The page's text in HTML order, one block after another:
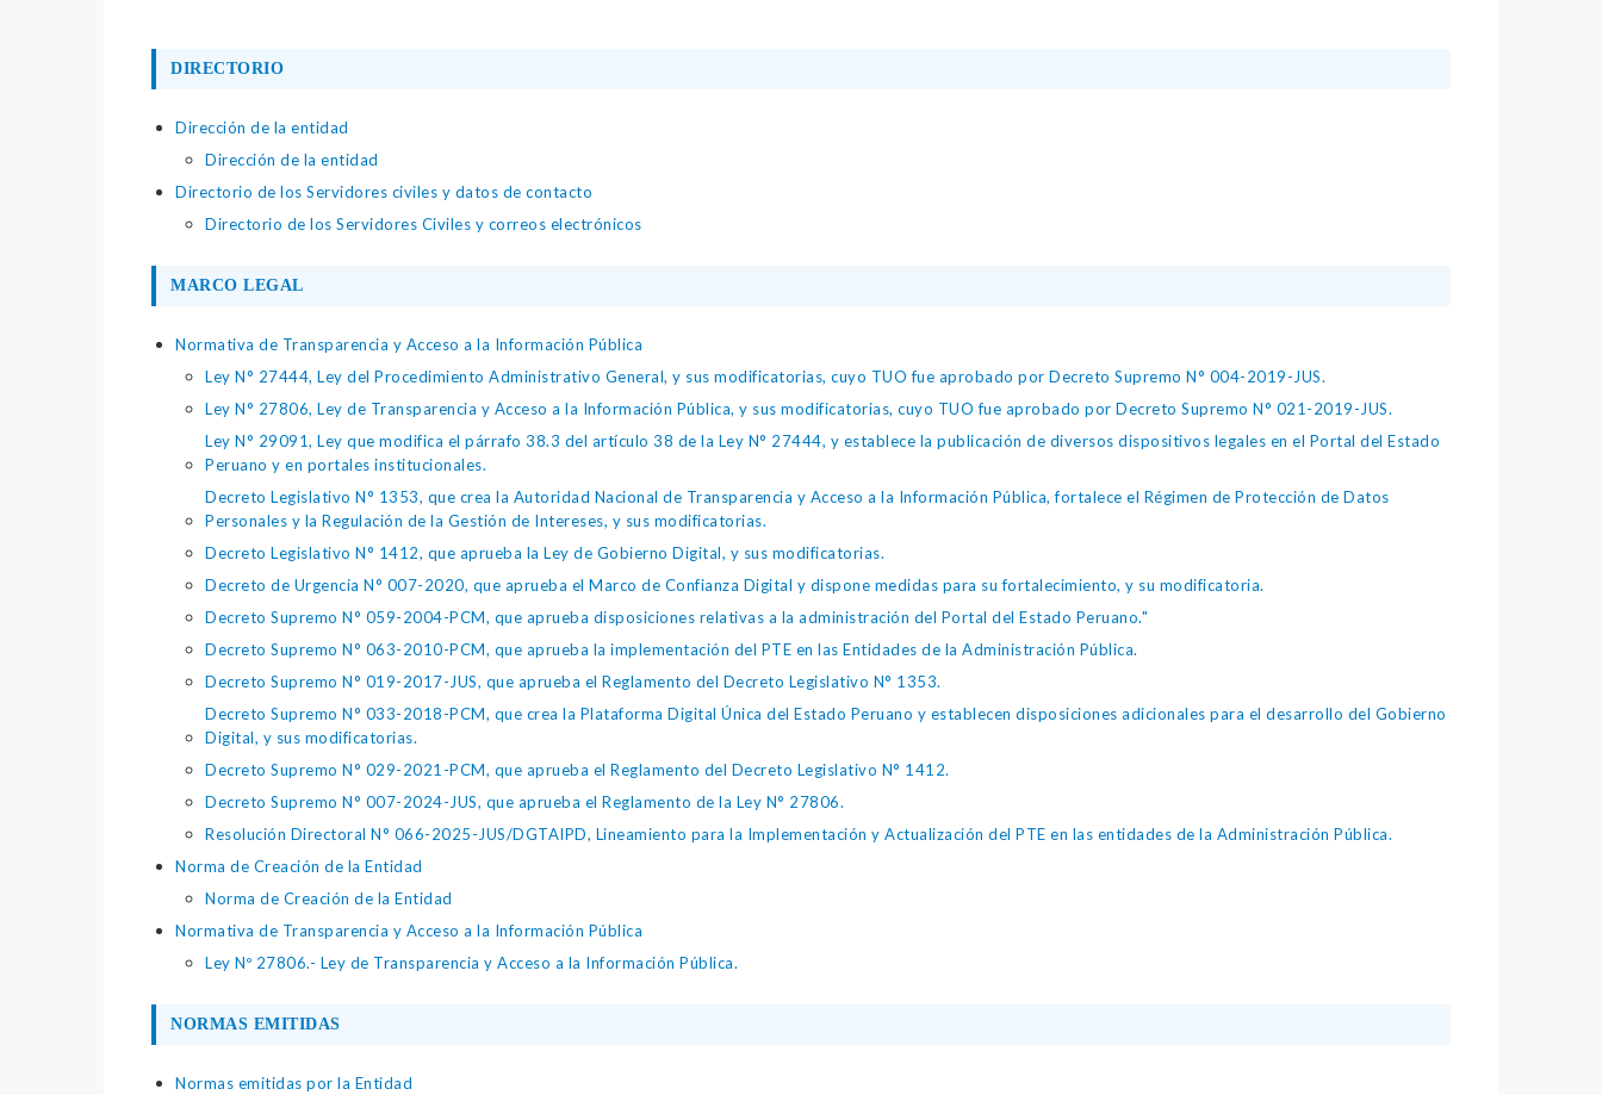
DIRECTORIO
Dirección de la entidad
Dirección de la entidad
Directorio de los Servidores civiles y datos de contacto
Directorio de los Servidores Civiles y correos electrónicos
MARCO LEGAL
Normativa de Transparencia y Acceso a la Información Pública
Ley N° 27444, Ley del Procedimiento Administrativo General, y sus modificatorias, cuyo TUO fue aprobado por Decreto Supremo N° 004-2019-JUS.
Ley N° 27806, Ley de Transparencia y Acceso a la Información Pública, y sus modificatorias, cuyo TUO fue aprobado por Decreto Supremo N° 021-2019-JUS.
Ley N° 29091, Ley que modifica el párrafo 38.3 del artículo 38 de la Ley N° 27444, y establece la publicación de diversos dispositivos legales en el Portal del Estado
Peruano y en portales institucionales.
Decreto Legislativo N° 1353, que crea la Autoridad Nacional de Transparencia y Acceso a la Información Pública, fortalece el Régimen de Protección de Datos
Personales y la Regulación de la Gestión de Intereses, y sus modificatorias.
Decreto Legislativo N° 1412, que aprueba la Ley de Gobierno Digital, y sus modificatorias.
Decreto de Urgencia N° 007-2020, que aprueba el Marco de Confianza Digital y dispone medidas para su fortalecimiento, y su modificatoria.
Decreto Supremo N° 059-2004-PCM, que aprueba disposiciones relativas a la administración del Portal del Estado Peruano."
Decreto Supremo N° 063-2010-PCM, que aprueba la implementación del PTE en las Entidades de la Administración Pública.
Decreto Supremo N° 019-2017-JUS, que aprueba el Reglamento del Decreto Legislativo N° 1353.
Decreto Supremo N° 033-2018-PCM, que crea la Plataforma Digital Única del Estado Peruano y establecen disposiciones adicionales para el desarrollo del Gobierno
Digital, y sus modificatorias.
Decreto Supremo N° 029-2021-PCM, que aprueba el Reglamento del Decreto Legislativo N° 1412.
Decreto Supremo N° 007-2024-JUS, que aprueba el Reglamento de la Ley N° 27806.
Resolución Directoral N° 066-2025-JUS/DGTAIPD, Lineamiento para la Implementación y Actualización del PTE en las entidades de la Administración Pública.
Norma de Creación de la Entidad
Norma de Creación de la Entidad
Normativa de Transparencia y Acceso a la Información Pública
Ley Nº 27806.- Ley de Transparencia y Acceso a la Información Pública.
NORMAS EMITIDAS
Normas emitidas por la Entidad